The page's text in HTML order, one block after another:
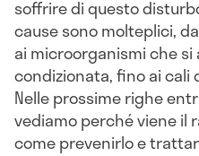
soffrire di questo
cause sono molteplici,
ai microorganismi che si
condizionata, fino ai cali
Nelle prossime righe
vediamo perché viene il
come prevenirlo e